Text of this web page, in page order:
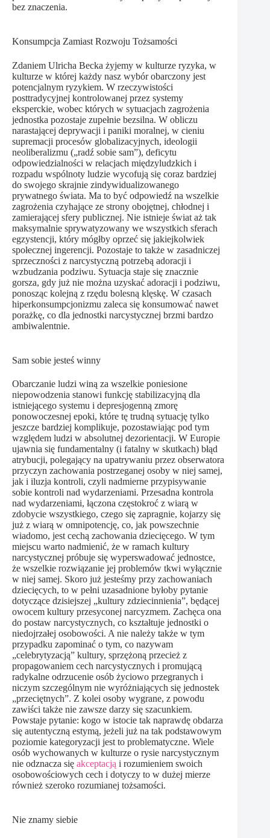
bez znaczenia.
Konsumpcja Zamiast Rozwoju Tożsamości
Zdaniem Ulricha Becka żyjemy w kulturze ryzyka, w
kulturze w której każdy nasz wybór obarczony jest
potencjalnym ryzykiem. W rzeczywistości
posttradycyjnej kontrolowanej przez systemy
eksperckie, wobec których w sytuacjach zagrożenia
jednostka pozostaje zupełnie bezsilna. W obliczu
narastającej deprywacji i paniki moralnej, w cieniu
supremacji procesów globalizacyjnych, ideologii
neoliberalizmu („radź sobie sam”), deficytu
odpowiedzialności w relacjach międzyludzkich i
rozpadu wspólnoty ludzie wycofują się coraz bardziej
do swojego skrajnie zindywidualizowanego
prywatnego świata. Ma to być odpowiedź na wszelkie
zagrożenia czyhające ze strony obojętnej, chłodnej i
zamierającej sfery publicznej. Nie istnieje świat aż tak
maksymalnie sprywatyzowany we wszystkich sferach
egzystencji, który mógłby oprzeć się jakiejkolwiek
społecznej ingerencji. Pozostaje to także w zasadniczej
sprzeczności z narcystyczną potrzebą adoracji i
wzbudzania podziwu. Sytuacja staje się znacznie
gorsza, gdy już nie można uzyskać adoracji i podziwu,
ponosząc kolejną z rzędu bolesną klęskę. W czasach
hiperkonsumpcjonizmu zaleca się konsumować nawet
porażkę, co dla jednostki narcystycznej brzmi bardzo
ambiwalentnie.
Sam sobie jesteś winny
Obarczanie ludzi winą za wszelkie poniesione
niepowodzenia stanowi funkcję stabilizacyjną dla
istniejącego systemu i depresjogenną zmorę
ponowoczesnej epoki, które tę trudną sytuację tylko
jeszcze bardziej komplikuje, pozostawiając pod tym
względem ludzi w absolutnej dezorientacji. W Europie
ujawnia się fundamentalny (i fatalny w skutkach) błąd
atrybucji, polegający na upatrywaniu przez obserwatora
przyczyn zachowania postrzeganej osoby w niej samej,
jak i iluzja kontroli, czyli nadmierne przypisywanie
sobie kontroli nad wydarzeniami. Przesadna kontrola
nad wydarzeniami, łączona częstokroć z wiarą w
zdobycie wszystkiego, czego się zapragnie, kojarzy się
już z wiarą w omnipotencję, co, jak powszechnie
wiadomo, jest cechą zachowania dziecięcego. W tym
miejscu warto nadmienić, że w ramach kultury
narcystycznej próbuje się wyperswadować jednostce,
że wszelkie rozwiązanie jej problemów tkwi wyłącznie
w niej samej. Skoro już jesteśmy przy zachowaniach
dziecięcych, to w pełni uzasadnione byłoby pytanie
dotyczące dzisiejszej „kultury zdziecinnienia”, będącej
owocem kultury przesyconej narcyzmem. Zachęca ona
do postaw narcystycznych, co kształtuje jednostki o
niedojrzałej osobowości. A nie należy także w tym
przypadku zapominać o tym, co nazywam
„celebrytyzacją” kultury, sprzężoną przecież z
propagowaniem cech narcystycznych i promującą
radykalne odrzucenie osób życiowo przegranych i
niczym szczególnym nie wyróżniających się jednostek
„przeciętnych”. Z kolei osoby wygrane, z powodu
zawiści także nie zawsze darzy się szacunkiem.
Powstaje pytanie: kogo w istocie tak naprawdę obdarza
się autentyczną estymą, jeżeli już na tak podstawowym
poziomie kategoryzacji jest to problematyczne. Wiele
osób wychowanych w kulturze o rysie narcystycznym
nie odznacza się akceptacją i rozumieniem swoich
osobowościowych cech i dotyczy to w dużej mierze
również szeroko rozumianej tożsamości.
Nie znamy siebie